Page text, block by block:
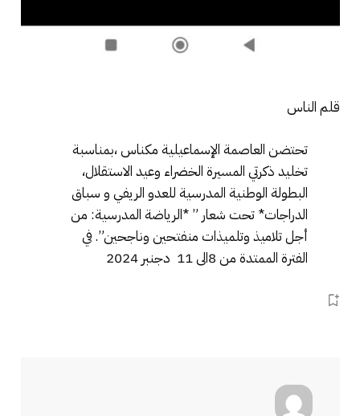
قلم الناس
تحتضن العاصمة الإسماعيلية مكناس ،بمناسبة
تخليد ذكرتي المسيرة الخضراء وعيد الاستقلال،
البطولة الوطنية المدرسية للعدو الريفي و سباق
الدراجات* تحت شعار ” *الرياضة المدرسية: من
أجل تلاميذ وتلميذات منفتحين وناجحين”. في
الفترة الممتدة من 8الى 11 دجنبر 2024